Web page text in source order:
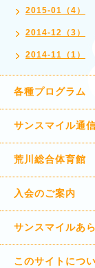
2015-01（4）
2014-12（3）
2014-11（1）
各種プログラム
サンスマイル通
荒川総合体育館
入会のご案内
サンスマイルあ
このサイトにつ